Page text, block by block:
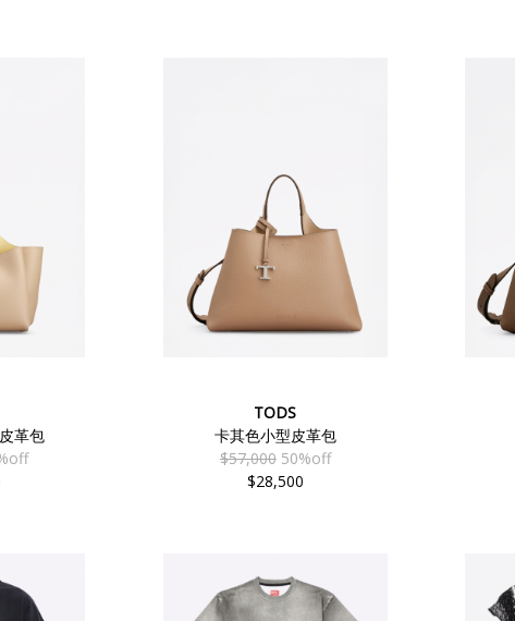
革包
TODS
卡其色小型皮革包
$57,000 50%off
$28,500